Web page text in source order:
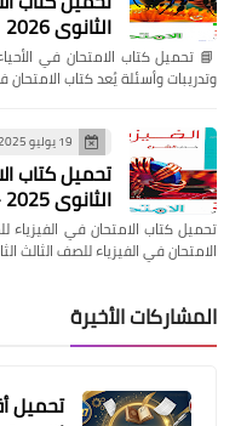
الثانوي 2026
وتدريبات وأسئلة يُعد كتاب الامتحان
19 يوليو 2025
تحميل كتاب
الثانوي 2025 - 2026
الامتحان في الفيزياء للصف الثالث
المشاركات الأخيرة
تحميل